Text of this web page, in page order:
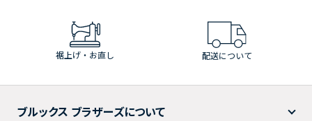
裾上げ・お直し 配送について
ブルックス ブラザーズについて